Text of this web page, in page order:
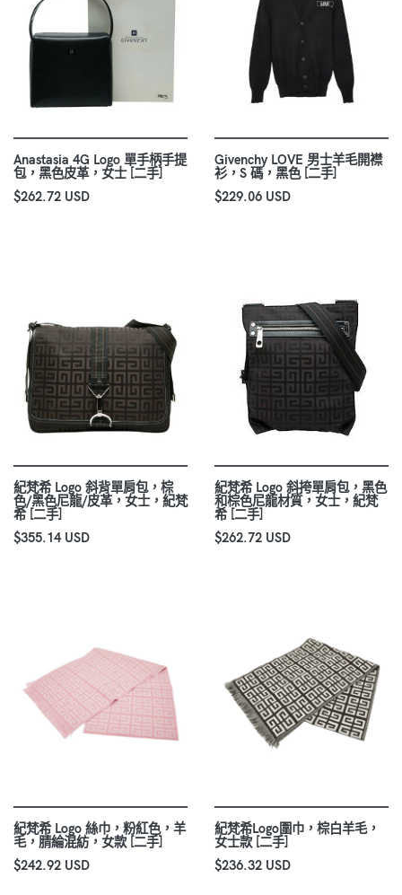
Anastasia 4G Logo 單手柄手提
包，黑色皮革，女士 [二手]
$262.72 USD
Givenchy LOVE 男士羊毛開襟
衫，S 碼，黑色 [二手]
$229.06 USD
紀梵希 Logo 斜背單肩包，棕
色/黑色尼龍/皮革，女士，紀梵
希 [二手]
$355.14 USD
紀梵希 Logo 斜挎單肩包，黑色
和棕色尼龍材質，女士，紀梵
希 [二手]
$262.72 USD
紀梵希 Logo 絲巾，粉紅色，羊
毛，腈綸混紡，女款 [二手]
$242.92 USD
紀梵希Logo圍巾，棕白羊毛，
女士款 [二手]
$236.32 USD